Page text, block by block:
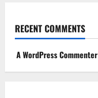
RECENT COMMENTS
A WordPress Commenter